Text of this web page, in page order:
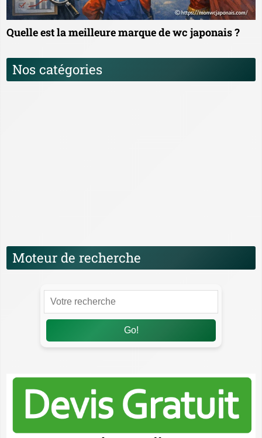
Quelle est la meilleure marque de wc japonais ?
Nos catégories
Moteur de recherche
Go!